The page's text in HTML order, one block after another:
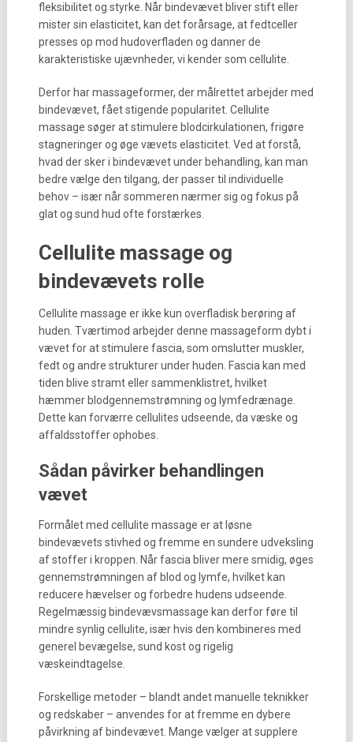
fleksibilitet og styrke. Når bindevævet bliver stift eller
mister sin elasticitet, kan det forårsage, at fedtceller
presses op mod hudoverfladen og danner de
karakteristiske ujævnheder, vi kender som cellulite.
Derfor har massageformer, der målrettet arbejder med
bindevævet, fået stigende popularitet. Cellulite
massage søger at stimulere blodcirkulationen, frigøre
stagneringer og øge vævets elasticitet. Ved at forstå,
hvad der sker i bindevævet under behandling, kan man
bedre vælge den tilgang, der passer til individuelle
behov – især når sommeren nærmer sig og fokus på
glat og sund hud ofte forstærkes.
Cellulite massage og
bindevævets rolle
Cellulite massage er ikke kun overfladisk berøring af
huden. Tværtimod arbejder denne massageform dybt i
vævet for at stimulere fascia, som omslutter muskler,
fedt og andre strukturer under huden. Fascia kan med
tiden blive stramt eller sammenklistret, hvilket
hæmmer blodgennemstrømning og lymfedrænage.
Dette kan forværre cellulites udseende, da væske og
affaldsstoffer ophobes.
Sådan påvirker behandlingen
vævet
Formålet med cellulite massage er at løsne
bindevævets stivhed og fremme en sundere udveksling
af stoffer i kroppen. Når fascia bliver mere smidig, øges
gennemstrømningen af blod og lymfe, hvilket kan
reducere hævelser og forbedre hudens udseende.
Regelmæssig bindevævsmassage kan derfor føre til
mindre synlig cellulite, især hvis den kombineres med
generel bevægelse, sund kost og rigelig
væskeindtagelse.
Forskellige metoder – blandt andet manuelle teknikker
og redskaber – anvendes for at fremme en dybere
påvirkning af bindevævet. Mange vælger at supplere